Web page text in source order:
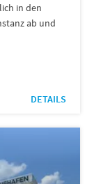
in den
ab und
DETAILS